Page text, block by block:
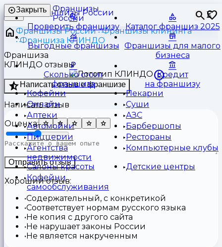
Франшизы
России
⏳
Закрыть
Проверить франшизу Каталог франшиз 2025
Выгодные франшизы
Франшизы для малого
бизнеса
Сколько стоит
франшиза
Кредит
на франшизу
Кофейни
Пекарни
Онлайн
Суши
Аптеки
АЗС
Автомойки
Барбершопы
Пиццерии
Рестораны
Агентства
недвижимости
Компьютерные клубы
Салоны красоты
Детские центры
Кофейни
самообслуживания
Франшизы России
Франшизы клининга
Франшиза КЛИНДО
Франшиза
КЛИНДО отзывы
Написать отзыв о франшизе
Написать отзыв
Оценка:
Отправить отзыв
Хороший отзыв:
Содержательный, с конкретикой
Соответствует нормам русского языка
Не копия с другого сайта
Не нарушает законы России
Не является накрученным